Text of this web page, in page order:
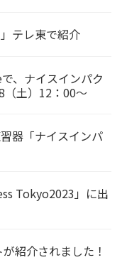
テレ東で紹介
、ナイスインパク
（土）12：00〜
器「ナイスインパ
Tokyo2023」に出
紹介されました！